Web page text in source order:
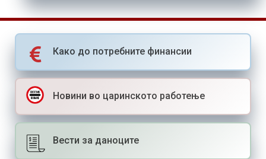
Како до потребните финансии
Новини во царинското работење
Вести за даноците